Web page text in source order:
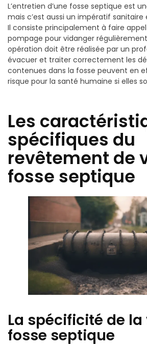
L’entretien d’une fosse septique est
mais c’est aussi un impératif
Il consiste principalement à faire
pompage pour vidanger
opération doit être réalisée par un
évacuer et traiter correctement les
contenues dans la fosse peuvent en
risque pour la santé humaine si elles
Les
spécifiques du
revêtement de
fosse septique
La spécificité de
fosse septique